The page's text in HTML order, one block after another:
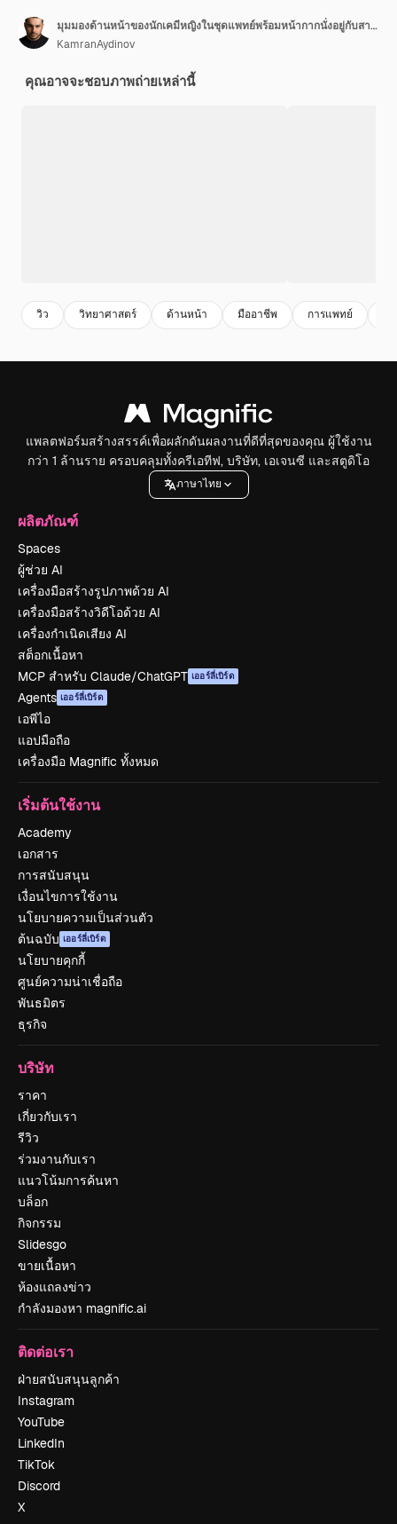
มุมมองด้านหน้าของนักเคมีหญิงในชุดแพทย์พร้อมหน้ากากนั่งอยู่กับสารละลายบนพื้นหลังสีขาว ห้องปฏิบัติการเคมี ไวรัส โควิด- สาด
KamranAydinov
คุณอาจจะชอบภาพถ่ายเหล่านี้
วิว วิทยาศาสตร์ ด้านหน้า มืออาชีพ การแพทย์
แพลตฟอร์มสร้างสรรค์เพื่อผลักดันผลงานที่ดีที่สุดของคุณ ผู้ใช้งาน
กว่า 1 ล้านราย ครอบคลุมทั้งครีเอทีฟ, บริษัท, เอเจนซี และสตูดิโอ
ภาษาไทย
ผลิตภัณฑ์
Spaces
ผู้ช่วย AI
เครื่องมือสร้างรูปภาพด้วย AI
เครื่องมือสร้างวิดีโอด้วย AI
เครื่องกำเนิดเสียง AI
สต็อกเนื้อหา
MCP สำหรับ Claude/ChatGPT เออร์ลี่เบิร์ด
Agents เออร์ลี่เบิร์ด
เอพีไอ
แอปมือถือ
เครื่องมือ Magnific ทั้งหมด
เริ่มต้นใช้งาน
Academy
เอกสาร
การสนับสนุน
เงื่อนไขการใช้งาน
นโยบายความเป็นส่วนตัว
ต้นฉบับ เออร์ลี่เบิร์ด
นโยบายคุกกี้
ศูนย์ความน่าเชื่อถือ
พันธมิตร
ธุรกิจ
บริษัท
ราคา
เกี่ยวกับเรา
รีวิว
ร่วมงานกับเรา
แนวโน้มการค้นหา
บล็อก
กิจกรรม
Slidesgo
ขายเนื้อหา
ห้องแถลงข่าว
กำลังมองหา magnific.ai
ติดต่อเรา
ฝ่ายสนับสนุนลูกค้า
Instagram
YouTube
LinkedIn
TikTok
Discord
X